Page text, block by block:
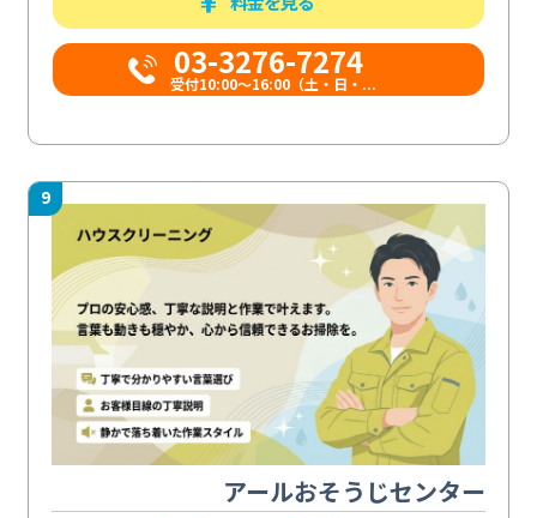
03-3276-7274
受付10:00〜16:00（土・日・...
9
アールおそうじセンター